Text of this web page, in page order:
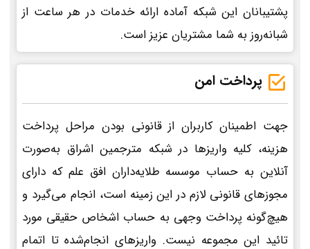
پشتیبانان این شبکه آماده ارائه خدمات در هر ساعت از
شبانه‌روز به شما مشتریان عزیز است.
پرداخت امن
جهت اطمینان کاربران از قانونی بودن مراحل پرداخت
هزینه، کلیه واریزها در شبکه مترجمین اشراق به‌صورت
آنلاین به حساب موسسه طلایه‌داران افق علم که دارای
مجوزهای قانونی لازم در این زمینه است، انجام می‌گیرد و
هیچ‌گونه پرداخت وجهی به حساب اشخاص حقیقی مورد
تائید این مجموعه نیست. واریزهای انجام‌شده تا اتمام